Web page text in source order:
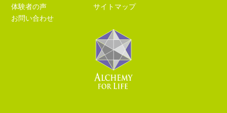
体験者の声
お問い合わせ
サイトマップ